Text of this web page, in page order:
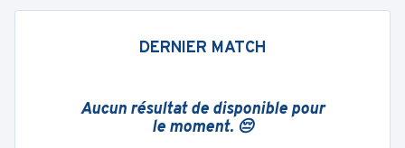
DERNIER MATCH
Aucun résultat de disponible pour
le moment. 😔